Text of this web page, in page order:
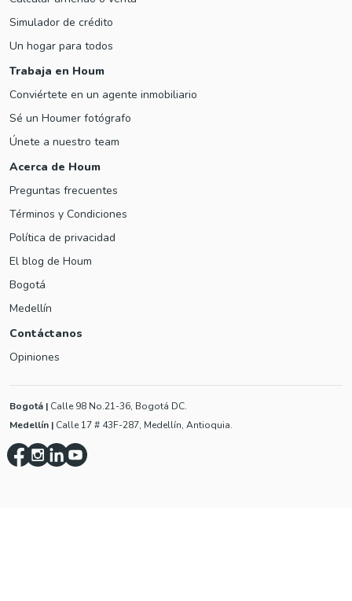
Simulador de crédito
Un hogar para todos
Trabaja en Houm
Conviértete en un agente inmobiliario
Sé un Houmer fotógrafo
Únete a nuestro team
Acerca de Houm
Preguntas frecuentes
Términos y Condiciones
Política de privacidad
El blog de Houm
Bogotá
Medellín
Contáctanos
Opiniones
Bogotá | Calle 98 No.21-36, Bogotá DC.
Medellín | Calle 17 # 43F-287, Medellín, Antioquia.